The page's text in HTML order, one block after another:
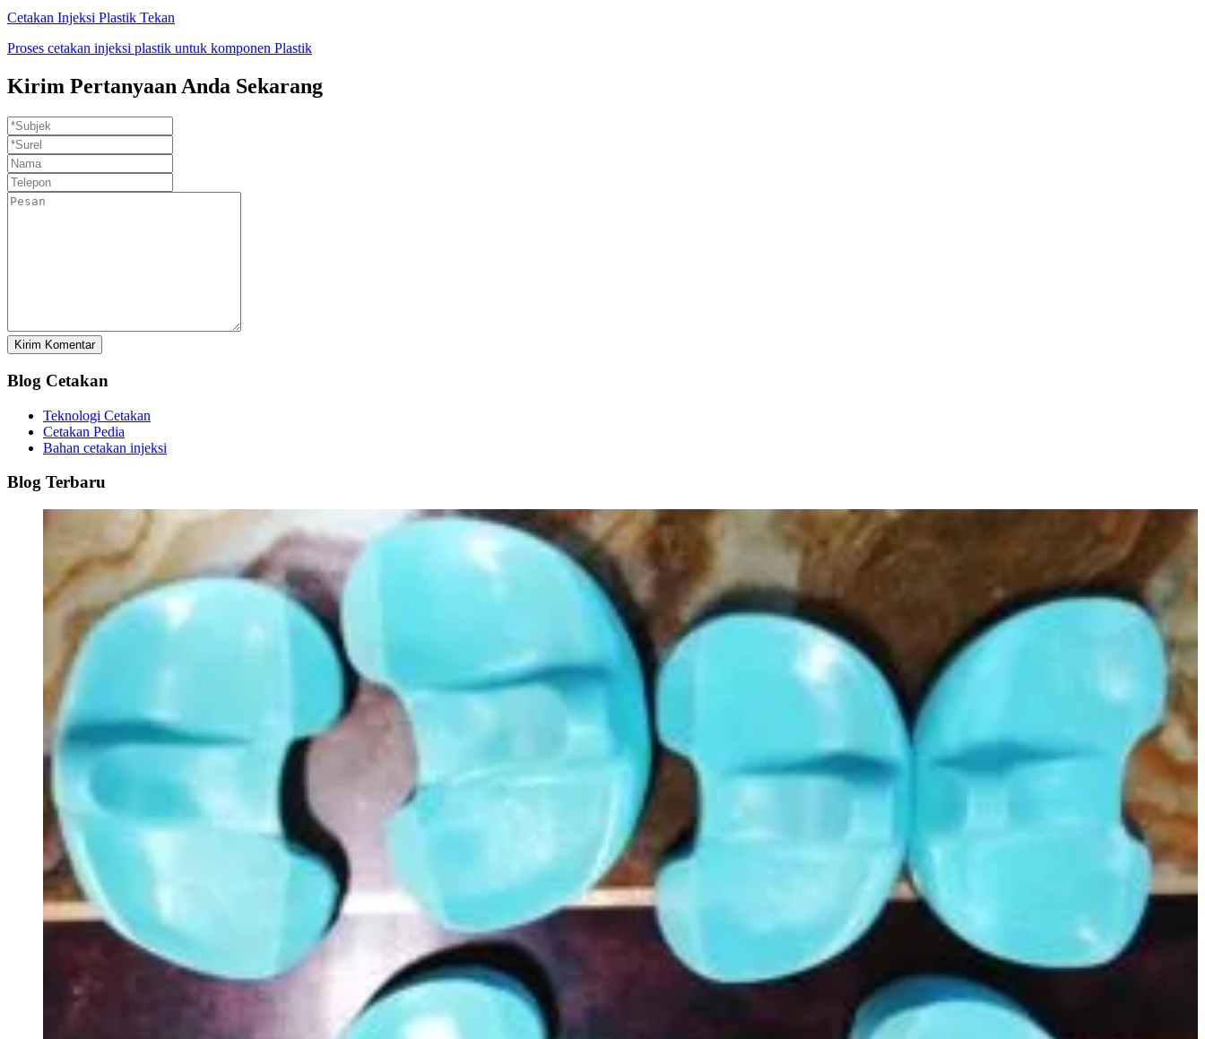
Cetakan Injeksi Plastik Tekan
Proses cetakan injeksi plastik untuk komponen Plastik
Kirim Pertanyaan Anda Sekarang
Kirim Komentar
Blog Cetakan
Teknologi Cetakan
Cetakan Pedia
Bahan cetakan injeksi
Blog Terbaru